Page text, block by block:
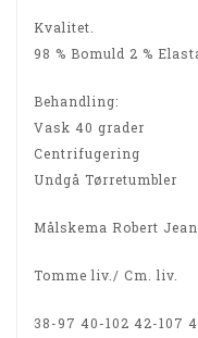
Kvalitet.
98 % Bomuld 2 %
Behandling:
Vask 40 grader
Centrifugering
Undgå Tørretumbler
Målskema Robert
Tomme liv./ Cm. liv.
38-97 40-102 42-107